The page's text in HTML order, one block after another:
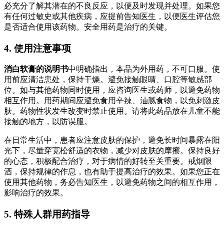
必充分了解其潜在的不良反应，以便及时发现并处理。如果您
有任何过敏史或其他疾病，应提前告知医生，以便医生评估您
是否适合使用该药物。安全用药是治疗的关键。
4. 使用注意事项
消白软膏的说明书中明确指出，本品为外用药，不可口服。使
用前应清洁患处，保持干燥。避免接触眼睛、口腔等敏感部
位。如与其他药物同时使用，应咨询医生或药师，以避免药物
相互作用。用药期间应避免食用辛辣、油腻食物，以免刺激皮
肤。药物性状发生改变时禁止使用。请将此药品放在儿童不能
接触的地方，以防误服。
在日常生活中，患者应注意皮肤的保护，避免长时间暴露在阳
光下，尽量穿宽松舒适的衣物，减少对皮肤的摩擦。保持良好
的心态，积极配合治疗，对于病情的好转至关重要。戒烟限
酒，保持规律的作息，也有助于提高治疗的效果。如果您正在
使用其他药物，务必告知医生，以避免药物之间的相互作用，
影响治疗的效果。
5. 特殊人群用药指导